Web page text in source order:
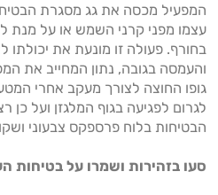
המפעיל מכסה את גג מסגרת
עצמו מפני קרני השמש או על מנת
בחורף. פעולה זו מונעת את
והעמסה בגובה, נתון המחייב את
גופו החוצה לצורך מעקב אחרי
לגרום לפגיעה בגוף המלגזן ועל כן
הבטיחות בלוח פרספקס צבעוני
סעו בזהירות ושמרו על בטיחות